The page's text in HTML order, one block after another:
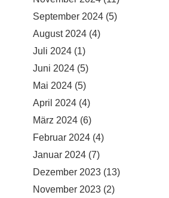
September 2024 (5)
August 2024 (4)
Juli 2024 (1)
Juni 2024 (5)
Mai 2024 (5)
April 2024 (4)
März 2024 (6)
Februar 2024 (4)
Januar 2024 (7)
Dezember 2023 (13)
November 2023 (2)